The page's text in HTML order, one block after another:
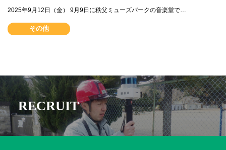
2025年9月12日（金） 9月9日に秩父ミューズパークの音楽堂で…
その他
RECRUIT